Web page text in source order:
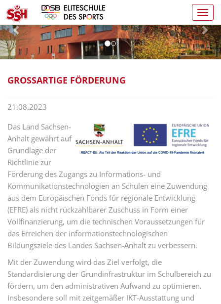
GROSSARTIGE FÖRDERUNG
21.08.2023
Das Land Sachsen-
Anhalt gewährt auf
Grundlage der
Richtlinie zur
Förderung des Zugangs zu Informations- und
Kommunikationstechnologien an Schulen eine Zuwendung
aus dem Europäischen Fonds für regionale Entwicklung
(EFRE) als nicht rückzahlbarer Zuschuss in Form einer
Vollfinanzierung, um die technischen Voraussetzungen für
das Erreichen der informationstechnologischen
Bildungsziele des Landes Sachsen-Anhalt zu verbessern.
Mit der Zuwendung wird das Ziel verfolgt, die
Standardisierung der Grundinfrastruktur im Schulbereich zu
fördern, um den administrativen Aufwand zu optimieren.
Insbesondere soll mit zeitgemäßer IKT-Ausstattung und